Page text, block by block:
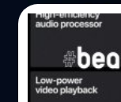
เป็นหลักอยู่เช่นเ
คอมพิวเตอร์ พว
Intel อย่างชิป
ประสบการณ์ที่ดี
งานทั่วโลก แล
23/06/2020
ไขปริศนา
ARM คืออะ